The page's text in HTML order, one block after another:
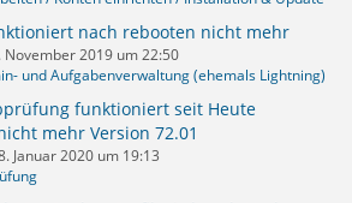
nach rebooten nicht mehr
November 2019 um 22:50
und Aufgabenverwaltung (ehemals Lightning)
funktioniert seit Heute
mehr Version 72.01
Januar 2020 um 19:13